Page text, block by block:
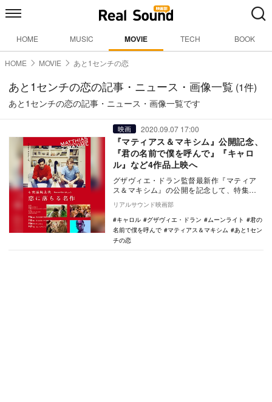
HOME MUSIC MOVIE TECH BOOK
HOME MOVIE あと1センチの恋
あと1センチの恋の記事・ニュース・画像一覧 (1件)
あと1センチの恋の記事・ニュース・画像一覧です
映画 2020.09.07 17:00
『マティアス＆マキシム』公開記念、
『君の名前で僕を呼んで』『キャロ
ル』など4作品上映へ
グザヴィエ・ドラン監督最新作『マティア
ス＆マキシム』の公開を記念して、特集上
映企画「4夜連続上映 恋に落ちる名作」の東
京と大阪で…
リアルサウンド映画部
キャロル
グザヴィエ・ドラン ムーンライト
君の
名前で僕を呼んで
マティアス＆マキシム
あと1セン
チの恋